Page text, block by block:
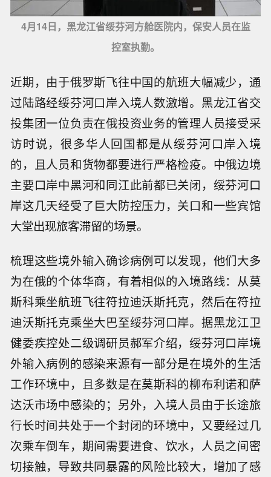
4月14日，黑龙江省绥芬河方舱医院内，保安人员在监
控室执勤。
近期，由于俄罗斯飞往中国的航班大幅减少，通
过陆路经绥芬河口岸入境人数激增。黑龙江省交
投集团一位负责在俄投资业务的管理人员接受采
访时说，很多华人回国都是从绥芬河口岸入境
的，且人员和货物都要进行严格检疫。中俄边境
主要口岸中黑河和同江此前都已关闭，绥芬河口
岸这几天经受了巨大防控压力，关口和一些宾馆
大堂出现旅客滞留的场景。
梳理这些境外输入确诊病例可以发现，他们大多
为在俄的个体华商，有着相似的入境路线：从莫
斯科乘坐航班飞往符拉迪沃斯托克，然后在符拉
迪沃斯托克乘坐大巴至绥芬河口岸。据黑龙江卫
健委疾控处二级调研员郝军介绍，绥芬河口岸境
外输入病例的感染来源有一部分是在境外的生活
工作环境中，且多数是在莫斯科的柳布利诺和萨
达沃市场中感染的；另外，入境人员由于长途旅
行长时间共处于一个封闭的环境中，又要经过几
次乘车倒车，期间需要进食、饮水，人员之间密
切接触，导致共同暴露的风险比较大，增加了感